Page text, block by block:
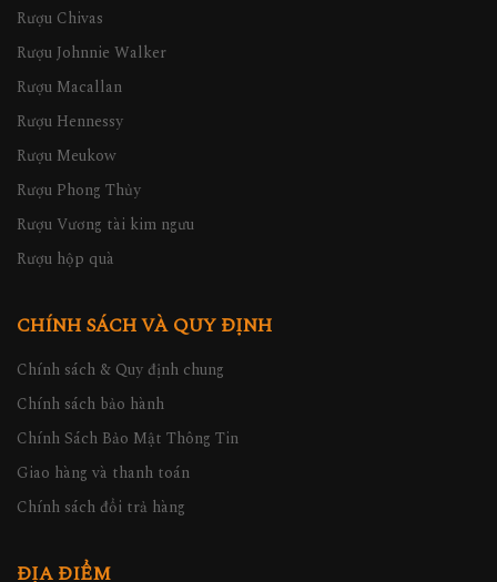
Rượu Chivas
Rượu Johnnie Walker
Rượu Macallan
Rượu Hennessy
Rượu Meukow
Rượu Phong Thủy
Rượu Vương tài kim ngưu
Rượu hộp quà
CHÍNH SÁCH VÀ QUY ĐỊNH
Chính sách & Quy định chung
Chính sách bảo hành
Chính Sách Bảo Mật Thông Tin
Giao hàng và thanh toán
Chính sách đổi trả hàng
ĐỊA ĐIỂM